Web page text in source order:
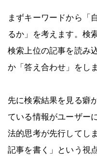
まずキーワードから「
るか」を考えます。検
検索上位の記事を読み
か「答え合わせ」をしま
先に検索結果を見る癖
ている情報がユーザー
法的思考が先行してし
記事を書く」という視